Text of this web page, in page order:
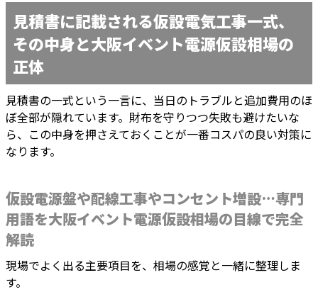
見積書に記載される仮設電気工事一式、
その中身と大阪イベント電源仮設相場の
正体
見積書の一式という一言に、当日のトラブルと追加費用のほ
ぼ全部が隠れています。財布を守りつつ失敗も避けたいな
ら、この中身を押さえておくことが一番コスパの良い対策に
なります。
仮設電源盤や配線工事やコンセント増設…専門
用語を大阪イベント電源仮設相場の目線で完全
解読
現場でよく出る主要項目を、相場の感覚と一緒に整理しま
す。